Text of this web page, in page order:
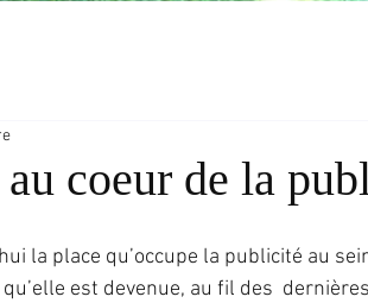
coeur de la
la place qu’occupe la publicité au
qu’elle est devenue, au fil des